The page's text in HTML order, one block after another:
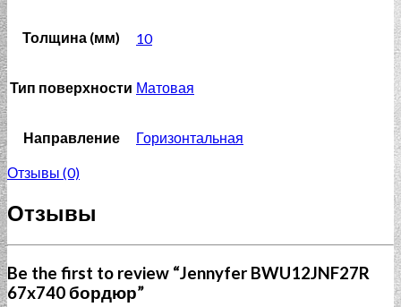
Толщина (мм) 10
Тип поверхности Матовая
Направление Горизонтальная
Отзывы (0)
Отзывы
Be the first to review “Jennyfer BWU12JNF27R
67x740 бордюр”